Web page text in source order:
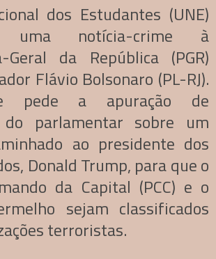
dos Estudantes (UNE)
uma notícia-crime à
Geral da República (PGR)
Flávio Bolsonaro (PL-RJ).
pede a apuração de
do parlamentar sobre um
ao presidente dos
Donald Trump, para que o
da Capital (PCC) e o
sejam classificados
terroristas.